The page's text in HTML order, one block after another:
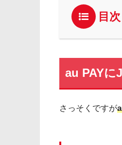
目次
au PAYに
さっそくですが